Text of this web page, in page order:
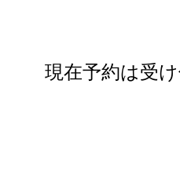
現在予約は受